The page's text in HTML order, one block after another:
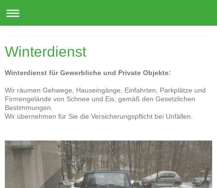
Winterdienst
Winterdienst für Gewerbliche und Private Objekte:
Wir räumen Gehwege, Hauseingänge, Einfahrten, Parkplätze und
Firmengelände von Schnee und Eis, gemäß den Gesetzlichen
Bestimmungen.
Wir übernehmen für Sie die Versicherungspflicht bei Unfällen.